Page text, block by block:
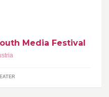
Media Festival